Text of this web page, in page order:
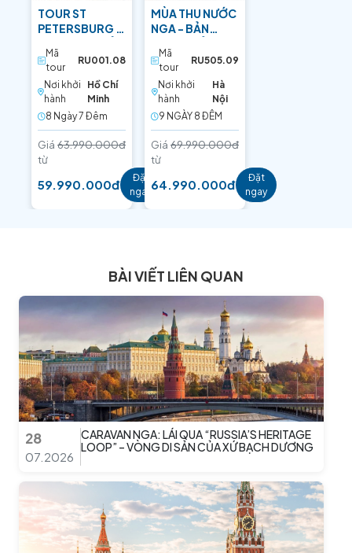
TOUR ST
PETERSBURG –
ĐẸP TRÁNG LỆ
Mã
tour
RU001.08
Nơi khởi
hành
Hồ Chí
Minh
8 Ngày 7 Ðêm
Giá
từ
63.990.000đ
59.990.000đ
Đặt
ngay
MÙA THU NƯỚC
NGA - BẢN
CỦA LÁ ĐỎ
Mã
tour
RU505.09
Nơi khởi
hành
Hà
Nội
9 NGÀY 8 ÐÊM
Giá
từ
69.990.000đ
64.990.000đ
Đặt
ngay
BÀI VIẾT LIÊN QUAN
28
07.2026
CARAVAN NGA: LÁI QUA “RUSSIA’S HERITAGE
LOOP” – VÒNG DI SẢN CỦA XỨ BẠCH DƯƠNG